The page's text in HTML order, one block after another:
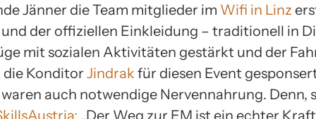
Jänner die Team mitglieder im Wifi in Linz
der offiziellen Einkleidung – traditionell in
mit sozialen Aktivitäten gestärkt und der
die Konditor Jindrak für diesen Event
auch notwendige Nervennahrung. Denn,
„Der Weg zur EM ist ein echter